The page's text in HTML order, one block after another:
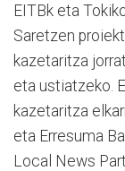
EITBk eta
Saretzen
kazetaritza
eta ustiatzeko.
kazetaritza
eta Erresuma
Local News